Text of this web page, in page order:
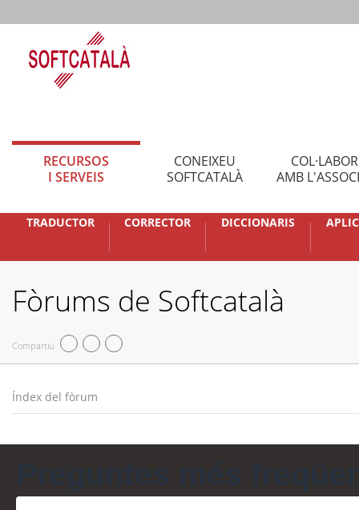
RECURSOS
I SERVEIS
CONEIXEU
SOFTCATALÀ
AMB
TRADUCTOR CORRECTOR DICCIONARIS
Fòrums de Softcatalà
Compartiu
Índex del fòrum